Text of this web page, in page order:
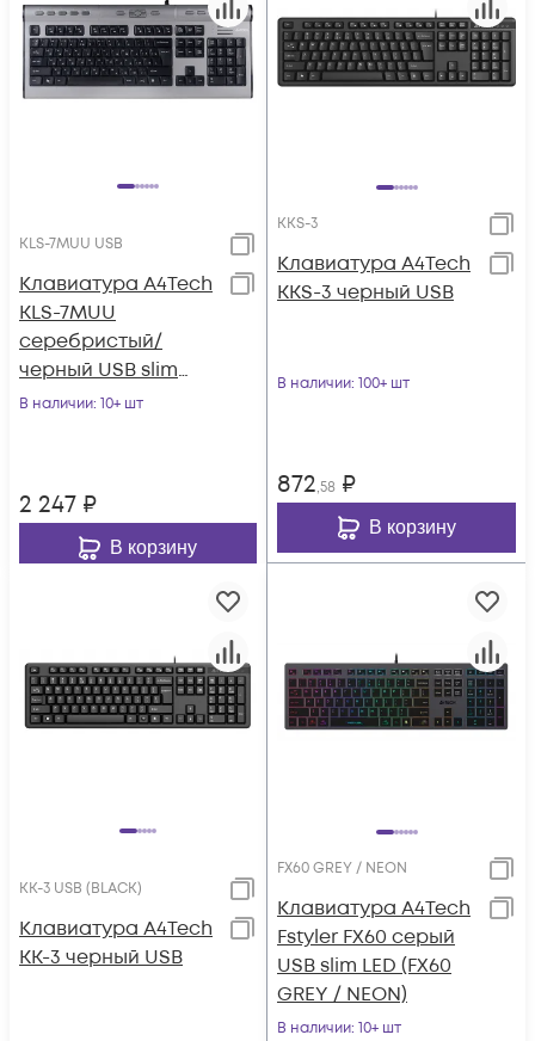
KLS-7MUU USB
Клавиатура A4Tech
KLS-7MUU
серебристый/
черный USB slim
Multimedia
В наличии: 10+ шт
2 247 ₽
В корзину
KKS-3
Клавиатура A4Tech
KKS-3 черный USB
В наличии: 100+ шт
872,58 ₽
В корзину
KK-3 USB (BLACK)
Клавиатура A4Tech
KK-3 черный USB
FX60 GREY / NEON
Клавиатура A4Tech
Fstyler FX60 серый
USB slim LED (FX60
GREY / NEON)
В наличии: 10+ шт